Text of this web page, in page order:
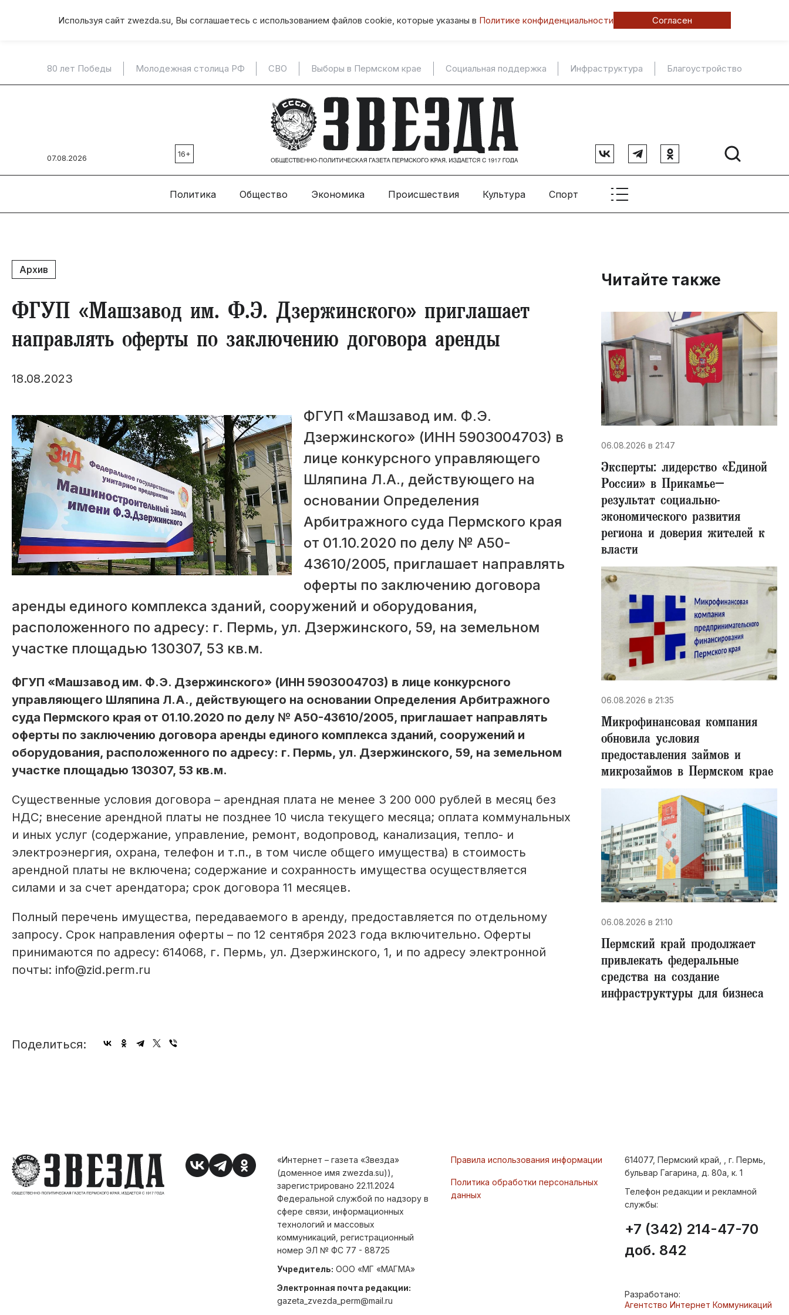
Используя сайт zwezda.su, Вы соглашаетесь с использованием файлов cookie, которые указаны в Политике конфиденциальности Согласен
80 лет Победы Молодежная столица РФ СВО Выборы в Пермском крае Социальная поддержка Инфраструктура Благоустройство
07.08.2026 16+
Политика Общество Экономика Происшествия Культура Спорт
Архив
ФГУП «Машзавод им. Ф.Э. Дзержинского» приглашает
направлять оферты по заключению договора аренды
18.08.2023
ФГУП «Машзавод им. Ф.Э.
Дзержинского» (ИНН 5903004703) в
лице конкурсного управляющего
Шляпина Л.А., действующего на
основании Определения
Арбитражного суда Пермского края
от 01.10.2020 по делу № А50-
43610/2005, приглашает направлять
оферты по заключению договора
аренды единого комплекса зданий, сооружений и оборудования,
расположенного по адресу: г. Пермь, ул. Дзержинского, 59, на земельном
участке площадью 130307, 53 кв.м.
ФГУП «Машзавод им. Ф.Э. Дзержинского» (ИНН 5903004703) в лице конкурсного
управляющего Шляпина Л.А., действующего на основании Определения Арбитражного
суда Пермского края от 01.10.2020 по делу № А50-43610/2005, приглашает направлять
оферты по заключению договора аренды единого комплекса зданий, сооружений и
оборудования, расположенного по адресу: г. Пермь, ул. Дзержинского, 59, на земельном
участке площадью 130307, 53 кв.м.
Существенные условия договора – арендная плата не менее 3 200 000 рублей в месяц без
НДС; внесение арендной платы не позднее 10 числа текущего месяца; оплата коммунальных
и иных услуг (содержание, управление, ремонт, водопровод, канализация, тепло- и
электроэнергия, охрана, телефон и т.п., в том числе общего имущества) в стоимость
арендной платы не включена; содержание и сохранность имущества осуществляется
силами и за счет арендатора; срок договора 11 месяцев.
Полный перечень имущества, передаваемого в аренду, предоставляется по отдельному
запросу. Срок направления оферты – по 12 сентября 2023 года включительно. Оферты
принимаются по адресу: 614068, г. Пермь, ул. Дзержинского, 1, и по адресу электронной
почты: info@zid.perm.ru
Поделиться:
Читайте также
06.08.2026 в 21:47
Эксперты: лидерство «Единой
России» в Прикамье–
результат социально-
экономического развития
региона и доверия жителей к
власти
06.08.2026 в 21:35
Микрофинансовая компания
обновила условия
предоставления займов и
микрозаймов в Пермском крае
06.08.2026 в 21:10
Пермский край продолжает
привлекать федеральные
средства на создание
инфраструктуры для бизнеса
«Интернет – газета «Звезда»
(доменное имя zwezda.su)),
зарегистрировано 22.11.2024
Федеральной службой по надзору в
сфере связи, информационных
технологий и массовых
коммуникаций, регистрационный
номер ЭЛ № ФС 77 - 88725
Учредитель: ООО «МГ «МАГМА»
Электронная почта редакции:
gazeta_zvezda_perm@mail.ru
Правила использования информации
Политика обработки персональных
данных
614077, Пермский край, , г. Пермь,
бульвар Гагарина, д. 80а, к. 1
Телефон редакции и рекламной
службы:
+7 (342) 214-47-70
доб. 842
Разработано:
Агентство Интернет Коммуникаций